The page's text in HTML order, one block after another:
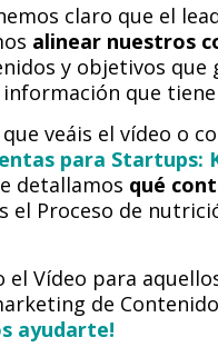
claro que el
alinear nuestros
y objetivos que
información que
veáis el vídeo o
para Startups:
detallamos qué
el Proceso de
el Vídeo para
de
ayudarte!